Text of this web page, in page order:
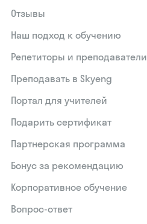
Отзывы
Наш подход к обучению
Репетиторы и преподаватели
Преподавать в Skyeng
Портал для учителей
Подарить сертификат
Партнерская программа
Бонус за рекомендацию
Корпоративное обучение
Вопрос-ответ